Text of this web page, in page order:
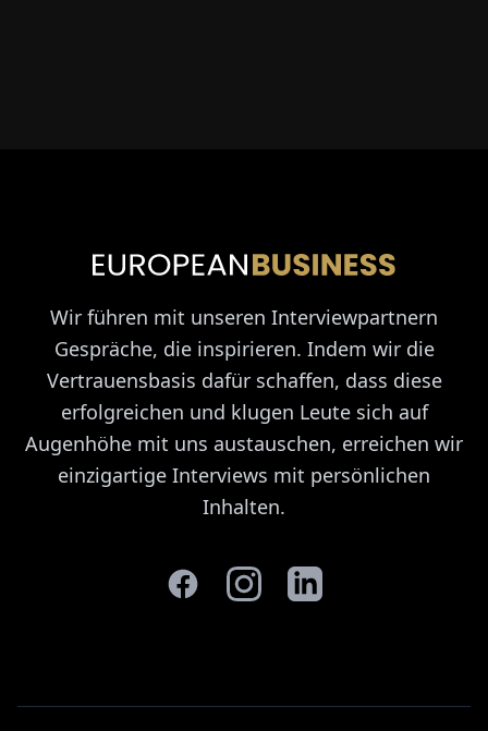
Wir führen mit unseren Interviewpartnern
Gespräche, die inspirieren. Indem wir die
Vertrauensbasis dafür schaffen, dass diese
erfolgreichen und klugen Leute sich auf
Augenhöhe mit uns austauschen, erreichen wir
einzigartige Interviews mit persönlichen
Inhalten.